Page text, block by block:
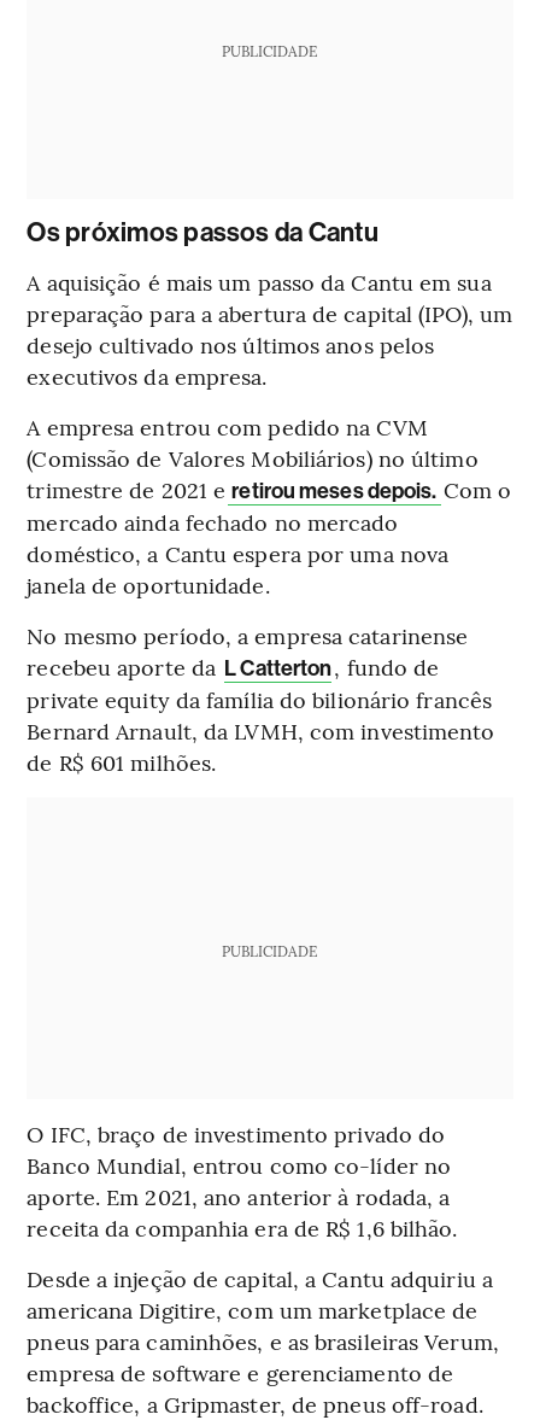
PUBLICIDADE
Os próximos passos da Cantu
A aquisição é mais um passo da Cantu em sua
preparação para a abertura de capital (IPO), um
desejo cultivado nos últimos anos pelos
executivos da empresa.
A empresa entrou com pedido na CVM
(Comissão de Valores Mobiliários) no último
trimestre de 2021 e retirou meses depois. Com o
mercado ainda fechado no mercado
doméstico, a Cantu espera por uma nova
janela de oportunidade.
No mesmo período, a empresa catarinense
recebeu aporte da L Catterton, fundo de
private equity da família do bilionário francês
Bernard Arnault, da LVMH, com investimento
de R$ 601 milhões.
PUBLICIDADE
O IFC, braço de investimento privado do
Banco Mundial, entrou como co-líder no
aporte. Em 2021, ano anterior à rodada, a
receita da companhia era de R$ 1,6 bilhão.
Desde a injeção de capital, a Cantu adquiriu a
americana Digitire, com um marketplace de
pneus para caminhões, e as brasileiras Verum,
empresa de software e gerenciamento de
backoffice, a Gripmaster, de pneus off-road.